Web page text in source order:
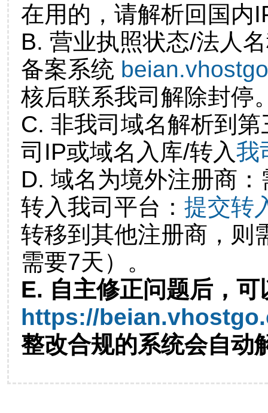
在用的，请解析回国内
B. 营业执照状态/法人
备案系统
核后联系我司解除封停
C. 非我司域名解析到
司IP或域名入库/转入我
D. 域名为境外注册商
转入我司平台： 提交转
转移到其他注册商，则
需要7天）。
E. 自主修正问题后，可
https://
整改合规的系统会自动